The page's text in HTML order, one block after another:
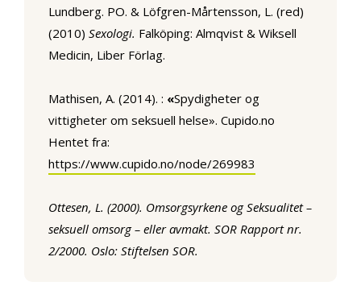
Lundberg. PO. & Löfgren-Mårtensson, L. (red)
(2010) Sexologi. Falköping: Almqvist & Wiksell
Medicin, Liber Förlag.
Mathisen, A. (2014). : «Spydigheter og
vittigheter om seksuell helse». Cupido.no
Hentet fra:
https://www.cupido.no/node/269983
Ottesen, L. (2000). Omsorgsyrkene og Seksualitet –
seksuell omsorg – eller avmakt. SOR Rapport nr.
2/2000. Oslo: Stiftelsen SOR.